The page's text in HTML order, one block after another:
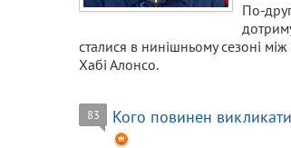
По-
сталися в нинішньому сезоні
Хабі Алонсо.
83 Кого повинен